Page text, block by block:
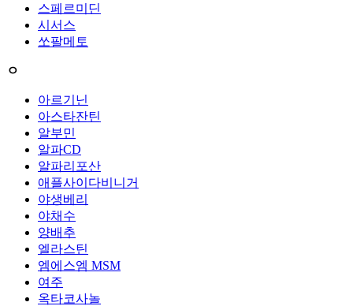
스페르미딘
시서스
쏘팔메토
ㅇ
아르기닌
아스타잔틴
알부민
알파CD
알파리포산
애플사이다비니거
야생베리
야채수
양배추
엘라스틴
엠에스엠 MSM
여주
옥타코사놀